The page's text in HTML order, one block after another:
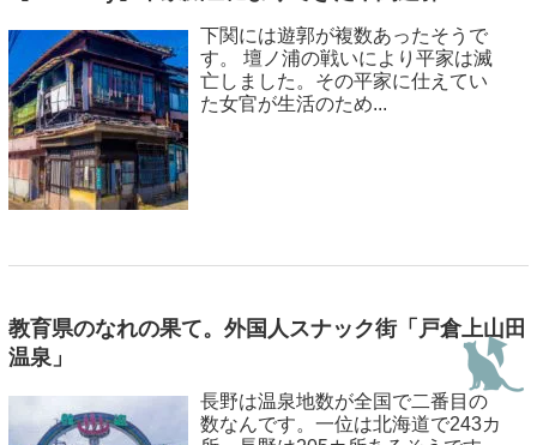
下関には遊郭が複数あったそうで
す。 壇ノ浦の戦いにより平家は滅
亡しました。その平家に仕えてい
た女官が生活のため...
教育県のなれの果て。外国人スナック街「戸倉上山田
温泉」
長野は温泉地数が全国で二番目の
数なんです。一位は北海道で243カ